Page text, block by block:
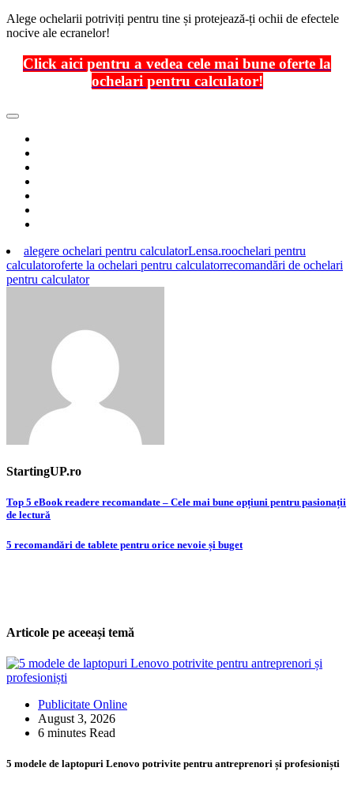
Alege ochelarii potriviți pentru tine și protejează-ți ochii de efectele
nocive ale ecranelor!
Click aici pentru a vedea cele mai bune oferte la
ochelari pentru calculator!
alegere ochelari pentru calculatorLensa.roochelari pentru
calculatoroferte la ochelari pentru calculatorrecomandări de ochelari
pentru calculator
StartingUP.ro
Post
Top 5 eBook readere recomandate – Cele mai bune opțiuni pentru pasionații
de lectură
5 recomandări de tablete pentru orice nevoie și buget
Articole pe aceeași temă
Publicitate Online
August 3, 2026
6 minutes Read
5 modele de laptopuri Lenovo potrivite pentru antreprenori și profesioniști